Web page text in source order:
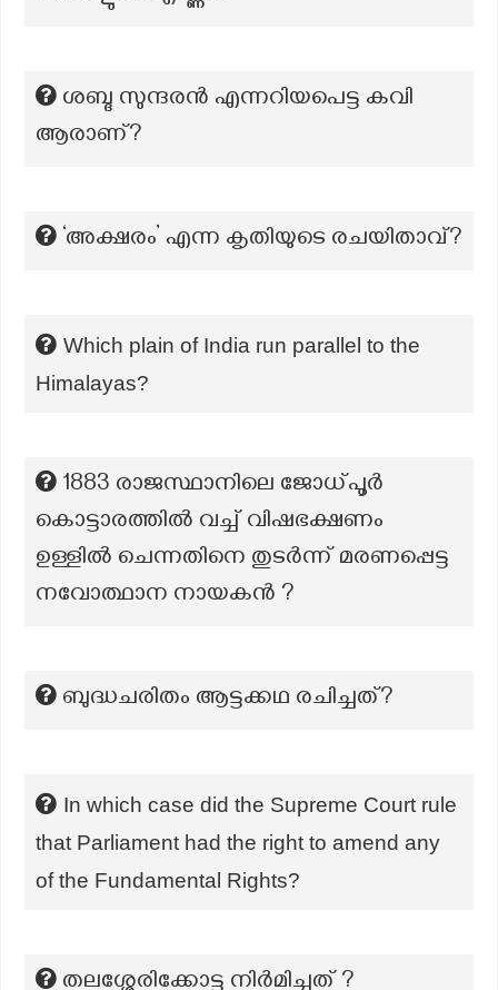
ശബ്ദ സുന്ദരൻ എന്നറിയപെട്ട കവി
ആരാണ്?
‘അക്ഷരം’ എന്ന കൃതിയുടെ രചയിതാവ്?
Which plain of India run parallel to the
Himalayas?
1883 രാജസ്ഥാനിലെ ജോധ്പൂർ
കൊട്ടാരത്തിൽ വച്ച് വിഷഭക്ഷണം
ഉള്ളിൽ ചെന്നതിനെ തുടർന്ന് മരണപ്പെട്ട
നവോത്ഥാന നായകൻ ?
ബുദ്ധചരിതം ആട്ടക്കഥ രചിച്ചത്?
In which case did the Supreme Court rule
that Parliament had the right to amend any
of the Fundamental Rights?
തലശ്ശേരിക്കോട്ട നിർമിച്ചത് ?